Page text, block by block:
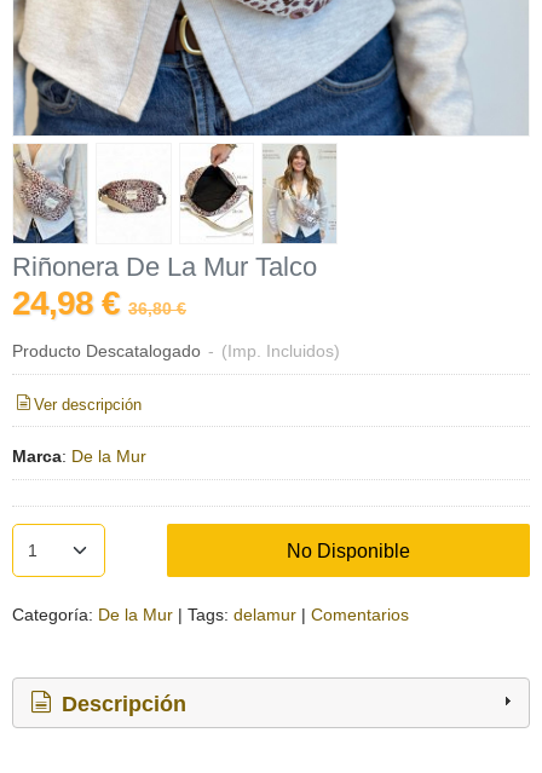
Riñonera De La Mur Talco
24,98 € 36,80 €
Producto Descatalogado - (Imp. Incluidos)
Ver descripción
Marca: De la Mur
No Disponible
Categoría: De la Mur | Tags: delamur | Comentarios
Descripción